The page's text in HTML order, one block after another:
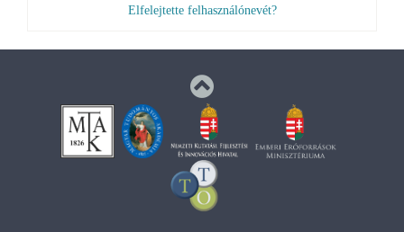
Elfelejtette felhasználónevét?